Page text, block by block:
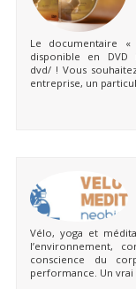
Le documentaire
disponible en DVD
dvd/ ! Vous
entreprise, un
Vélo, yoga et
l’environnement,
conscience du
performance. Un vrai